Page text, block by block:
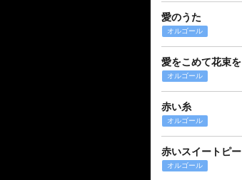
愛のうた
オルゴール
愛をこめて花束を
オルゴール
赤い糸
オルゴール
赤いスイートピー
オルゴール